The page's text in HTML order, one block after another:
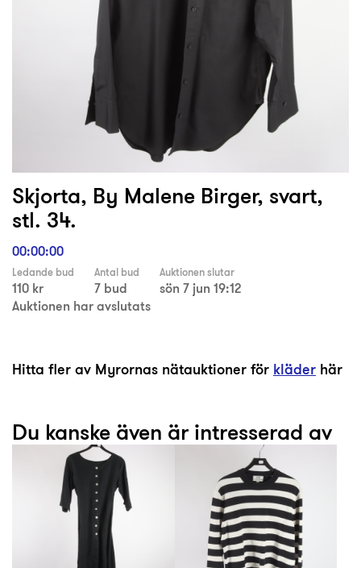
Skjorta, By Malene Birger, svart,
stl. 34.
00:00:00
Ledande bud
110 kr
Antal bud
7 bud
Auktionen slutar
sön 7 jun 19:12
Auktionen har avslutats
Hitta fler av Myrornas nätauktioner för kläder här
Du kanske även är intresserad av